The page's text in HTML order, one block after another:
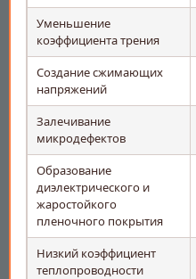
Уменьшение
коэффициента трения
Создание сжимающих
напряжений
Залечивание
микродефектов
Образование
диэлектрического и
жаростойкого
пленочного покрытия
Низкий коэффициент
теплопроводности